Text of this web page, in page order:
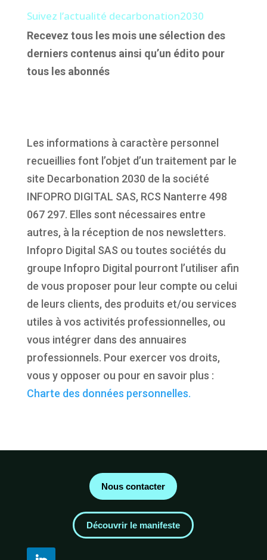
Suivez l’actualité decarbonation2030
Recevez tous les mois une sélection des
derniers contenus ainsi qu’un édito pour
tous les abonnés
Les informations à caractère personnel
recueillies font l’objet d’un traitement par le
site Decarbonation 2030 de la société
INFOPRO DIGITAL SAS, RCS Nanterre 498
067 297. Elles sont nécessaires entre
autres, à la réception de nos newsletters.
Infopro Digital SAS ou toutes sociétés du
groupe Infopro Digital pourront l’utiliser afin
de vous proposer pour leur compte ou celui
de leurs clients, des produits et/ou services
utiles à vos activités professionnelles, ou
vous intégrer dans des annuaires
professionnels. Pour exercer vos droits,
vous y opposer ou pour en savoir plus :
Charte des données personnelles.
Nous contacter
Découvrir le manifeste